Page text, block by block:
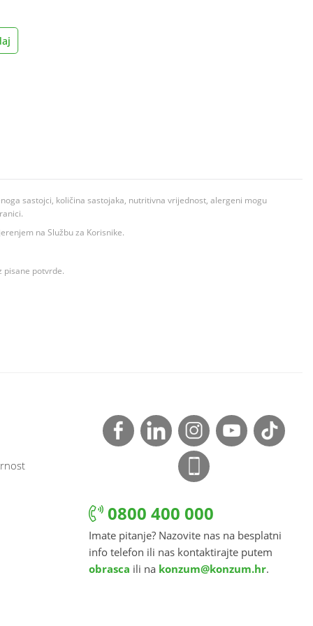
sastojci, količina sastojaka, nutritivna vrijednost, alergeni mogu
na Službu za Korisnike.
pisane potvrde.
0800 400 000
Imate pitanje? Nazovite nas na besplatni
info telefon ili nas kontaktirajte putem
obrasca ili na konzum@konzum.hr.